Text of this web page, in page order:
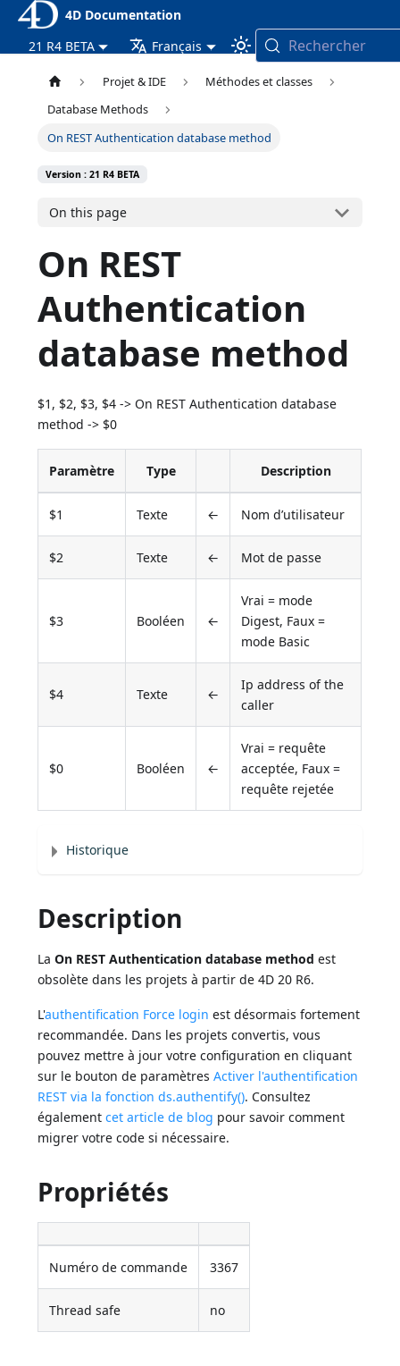
4D Documentation
21 R4 BETA
Français Rechercher
Projet & IDE
Méthodes et classes
Database Methods
On REST Authentication database method
Version : 21 R4 BETA
On this page
On REST
Authentication
database method
$1, $2, $3, $4 -> On REST Authentication database
method -> $0
Paramètre Type Description
$1 Texte ← Nom d’utilisateur
$2 Texte ← Mot de passe
$3 Booléen ←
Vrai = mode
Digest, Faux =
mode Basic
$4 Texte ←
Ip address of the
caller
$0 Booléen ←
Vrai = requête
acceptée, Faux =
requête rejetée
Historique
Description
LaOn REST Authentication database method est
obsolète dans les projets à partir de 4D 20 R6.
L'authentification Force login est désormais fortement
recommandée. Dans les projets convertis, vous
pouvez mettre à jour votre configuration en cliquant
sur le bouton de paramètresActiver l'authentification
REST via la fonction ds.authentify(). Consultez
égalementcet article de blog pour savoir comment
migrer votre code si nécessaire.
Propriétés
Numéro de commande 3367
Thread safe no